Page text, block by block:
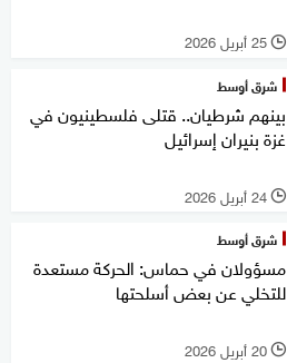
l 25 أبريل 2026
شرق أوسط
بينهم شرطيان.. قتلى فلسطينيون في
غزة بنيران إسرائيل
l 24 أبريل 2026
شرق أوسط
مسؤولان في حماس: الحركة مستعدة
للتخلي عن بعض أسلحتها
l 20 أبريل 2026